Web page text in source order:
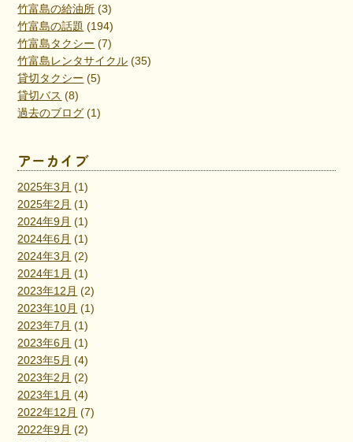
竹富島の給油所 (3)
竹富島の話題 (194)
竹富島タクシー (7)
竹富島レンタサイクル (35)
貸切タクシー (5)
貸切バス (8)
過去のブログ (1)
アーカイブ
2025年3月 (1)
2025年2月 (1)
2024年9月 (1)
2024年6月 (1)
2024年3月 (2)
2024年1月 (1)
2023年12月 (2)
2023年10月 (1)
2023年7月 (1)
2023年6月 (1)
2023年5月 (4)
2023年2月 (2)
2023年1月 (4)
2022年12月 (7)
2022年9月 (2)